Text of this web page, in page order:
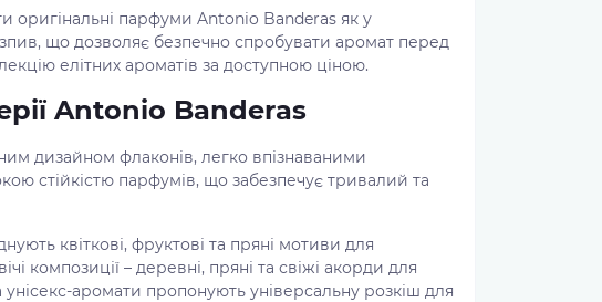
оригінальні парфуми Antonio Banderas як у
що дозволяє безпечно спробувати аромат перед
елітних ароматів за доступною ціною.
Antonio Banderas
дизайном флаконів, легко впізнаваними
стійкістю парфумів, що забезпечує тривалий та
квіткові, фруктові та пряні мотиви для
композиції – деревні, пряні та свіжі акорди для
унісекс-аромати пропонують універсальну розкіш для